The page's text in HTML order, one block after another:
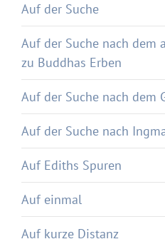
Auf der Suche
Auf der Suche nach dem
zu Buddhas Erben
Auf der Suche nach dem
Auf der Suche nach
Auf Ediths Spuren
Auf einmal
Auf kurze Distanz